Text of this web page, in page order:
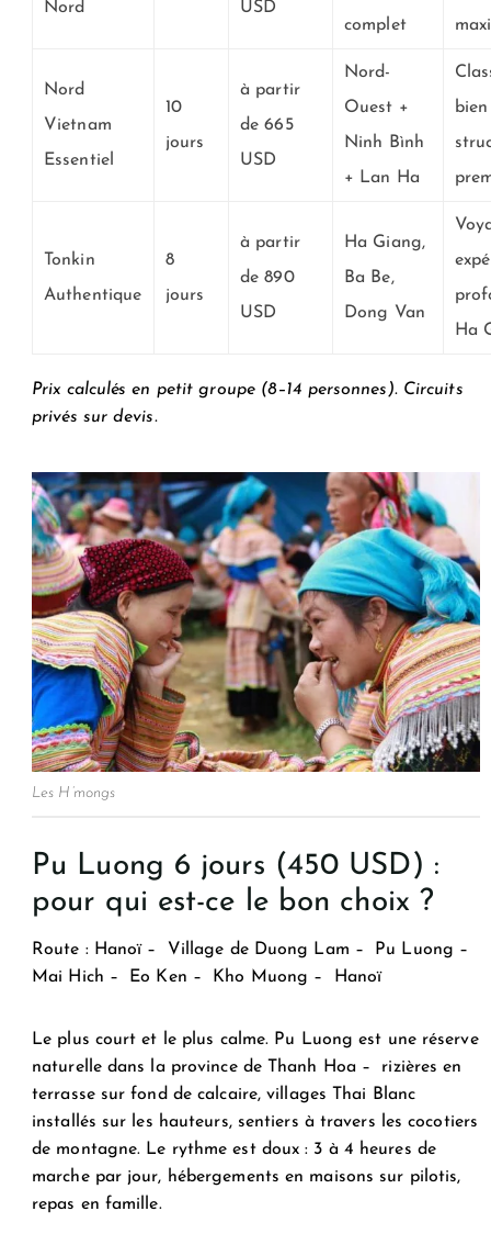
Nord
USD
complet
Nord
Vietnam
Essentiel
10
jours
à partir
de 665
USD
Nord-
Ouest +
Ninh Bình
+ Lan Ha
bien
Tonkin
Authentique
8
jours
à partir
de 890
USD
Ha Giang,
Ba Be,
Dong Van
Ha
Prix calculés en petit groupe (8–14 personnes). Circuits
privés sur devis.
Les H’mongs
Pu Luong 6 jours (450 USD) :
pour qui est-ce le bon choix ?
Route :Hanoï – Village de Duong Lam – Pu Luong –
Mai Hich – Eo Ken – Kho Muong – Hanoï
Le plus court et le plus calme. Pu Luong est une réserve
naturelle dans la province de Thanh Hoa – rizières en
terrasse sur fond de calcaire, villages Thai Blanc
installés sur les hauteurs, sentiers à travers les cocotiers
de montagne. Le rythme est doux : 3 à 4 heures de
marche par jour, hébergements en maisons sur pilotis,
repas en famille.